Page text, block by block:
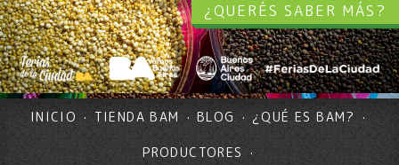
¿QUERÉS SABER MÁS?
INICIO TIENDA BAM BLOG ¿QUÉ ES BAM?
PRODUCTORES